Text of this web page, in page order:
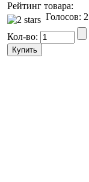
Рейтинг товара:
Голосов: 2
Кол-во: